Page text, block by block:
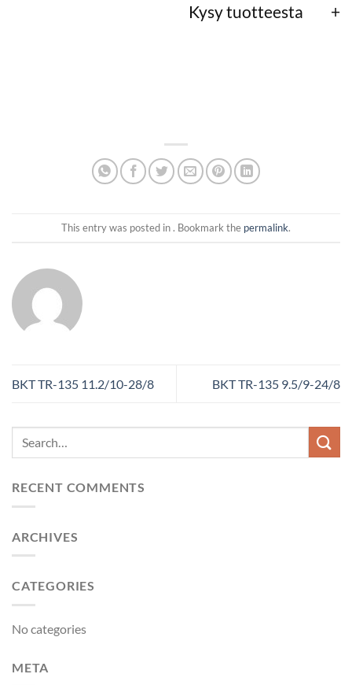
Kysy tuotteesta
This entry was posted in . Bookmark the permalink.
BKT TR-135 11.2/10-28/8 BKT TR-135 9.5/9-24/8
RECENT COMMENTS
ARCHIVES
CATEGORIES
No categories
META